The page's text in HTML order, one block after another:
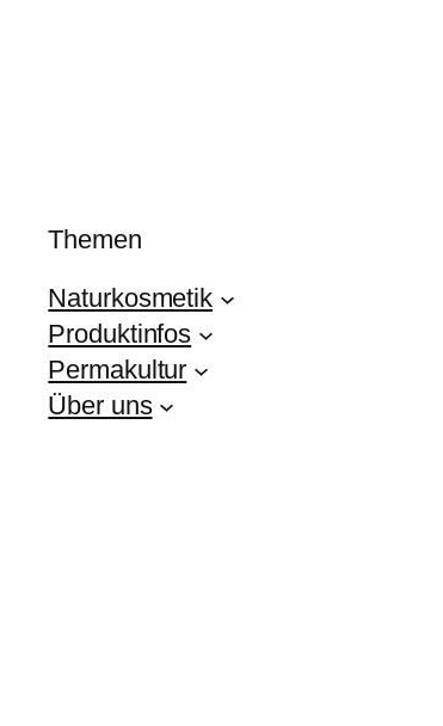
Themen
Naturkosmetik
Produktinfos
Permakultur
Über uns